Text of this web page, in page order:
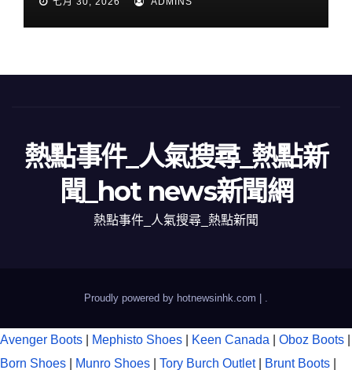
熱點事件_人氣搜尋_熱點新
聞_hot news新聞網
熱點事件_人氣搜尋_熱點新聞
Proudly powered by hotnewsinhk.com |
Avenger Boots Mephisto Shoes Keen Canada Oboz Boots
Born Shoes
Munro Shoes Tory Burch Outlet Brunt Boots